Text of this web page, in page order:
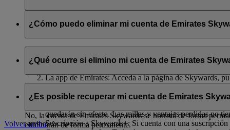
Se compartirán con flydubai su nombre y su dirección de
política de privacidad de flydubai.
¿Cómo puedo eliminar mi cuenta de Emirates
Puede eliminar su cuenta de Emirates Skywards o cancelar
La app de Emirates: Acceda a la página de Skywards,
¿Qué ocurre si elimino mi cuenta de Emirates
Si decide eliminar su cuenta de Emirates Skywards o
Millas Skywards y recompensas no utilizadas: Todas
quedarán sin efecto. Las millas y ventajas perdidas no
Suscripción a Skywards+: Si cuenta con una
¿Es posible recuperar mi cuenta de Emirates
No, la cuenta de Emirates Skywards se borrará de forma
eliminarán de forma permanente.
Volver arriba